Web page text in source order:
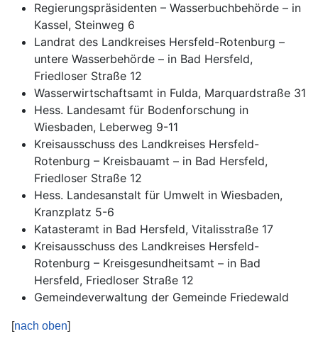
Regierungspräsidenten – Wasserbuchbehörde – in
Kassel, Steinweg 6
Landrat des Landkreises Hersfeld-Rotenburg –
untere Wasserbehörde – in Bad Hersfeld,
Friedloser Straße 12
Wasserwirtschaftsamt in Fulda, Marquardstraße 31
Hess. Landesamt für Bodenforschung in
Wiesbaden, Leberweg 9-11
Kreisausschuss des Landkreises Hersfeld-
Rotenburg – Kreisbauamt – in Bad Hersfeld,
Friedloser Straße 12
Hess. Landesanstalt für Umwelt in Wiesbaden,
Kranzplatz 5-6
Katasteramt in Bad Hersfeld, Vitalisstraße 17
Kreisausschuss des Landkreises Hersfeld-
Rotenburg – Kreisgesundheitsamt – in Bad
Hersfeld, Friedloser Straße 12
Gemeindeverwaltung der Gemeinde Friedewald
[nach oben]